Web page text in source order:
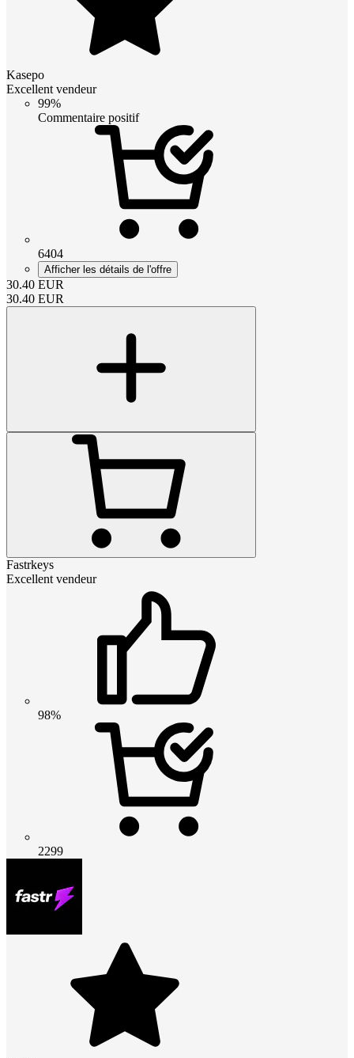
Kasepo
Excellent vendeur
99%
Commentaire positif
6404
Afficher les détails de l'offre
30.40 EUR
30.40 EUR
Fastrkeys
Excellent vendeur
98%
2299